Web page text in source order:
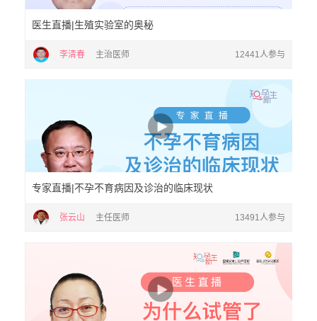
医生直播|生殖实验室的奥秘
李清春 主治医师 12441人参与
专家直播|不孕不育病因及诊治的临床现状
张云山 主任医师 13491人参与